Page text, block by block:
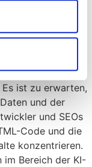
derzeit keinen
Fokus auf
ist zu erwarten,
und der
und SEOs
Code und die
konzentrieren.
im Bereich der KI-